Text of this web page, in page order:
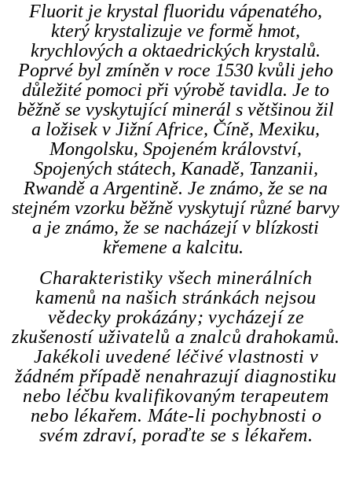
Fluorit je krystal fluoridu vápenatého,
který krystalizuje ve formě hmot,
krychlových a oktaedrických krystalů.
Poprvé byl zmíněn v roce 1530 kvůli jeho
důležité pomoci při výrobě tavidla. Je to
běžně se vyskytující minerál s většinou žil
a ložisek v Jižní Africe, Číně, Mexiku,
Mongolsku, Spojeném království,
Spojených státech, Kanadě, Tanzanii,
Rwandě a Argentině. Je známo, že se na
stejném vzorku běžně vyskytují různé barvy
a je známo, že se nacházejí v blízkosti
křemene a kalcitu.
Charakteristiky všech minerálních
kamenů na našich stránkách nejsou
vědecky prokázány; vycházejí ze
zkušeností uživatelů a znalců drahokamů.
Jakékoli uvedené léčivé vlastnosti v
žádném případě nenahrazují diagnostiku
nebo léčbu kvalifikovaným terapeutem
nebo lékařem. Máte-li pochybnosti o
svém zdraví, poraďte se s lékařem.